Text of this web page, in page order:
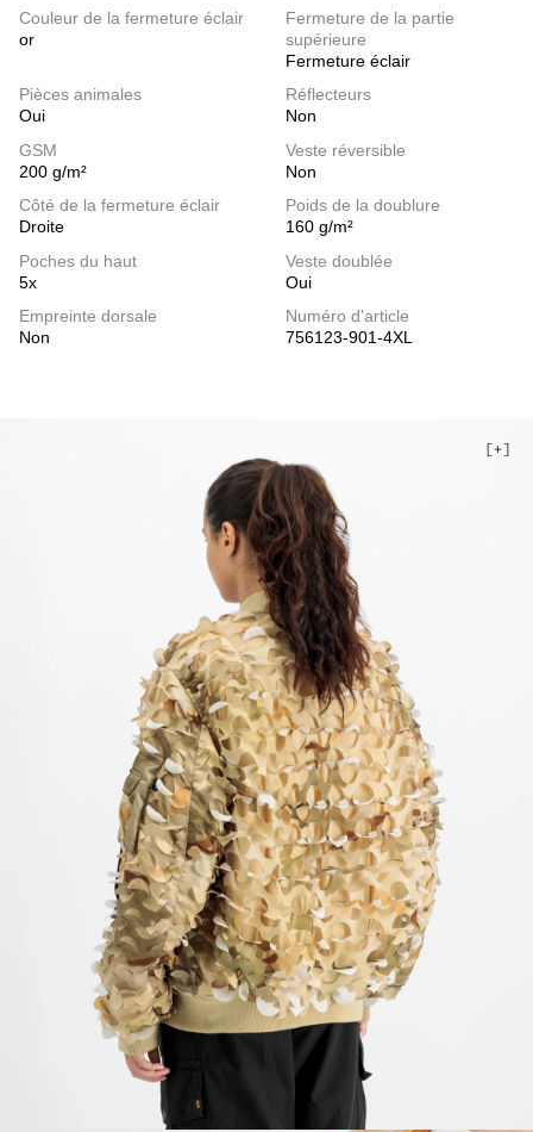
Couleur de la fermeture éclair
or
Fermeture de la partie
supérieure
Fermeture éclair
Pièces animales
Oui
Réflecteurs
Non
GSM
200 g/m²
Veste réversible
Non
Côté de la fermeture éclair
Droite
Poids de la doublure
160 g/m²
Poches du haut
5x
Veste doublée
Oui
Empreinte dorsale
Non
Numéro d'article
756123-901-4XL